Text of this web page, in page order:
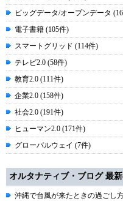
ビッグデータ/オープンデータ
電子書籍 (105件)
スマートグリッド (114件)
テレビ2.0 (58件)
教育2.0 (111件)
企業2.0 (158件)
社会2.0 (191件)
ヒューマン2.0 (171件)
グローバルウェイ (7件)
オルタナティブ・ブログ 最
沖縄で台風が来たときの過ごし